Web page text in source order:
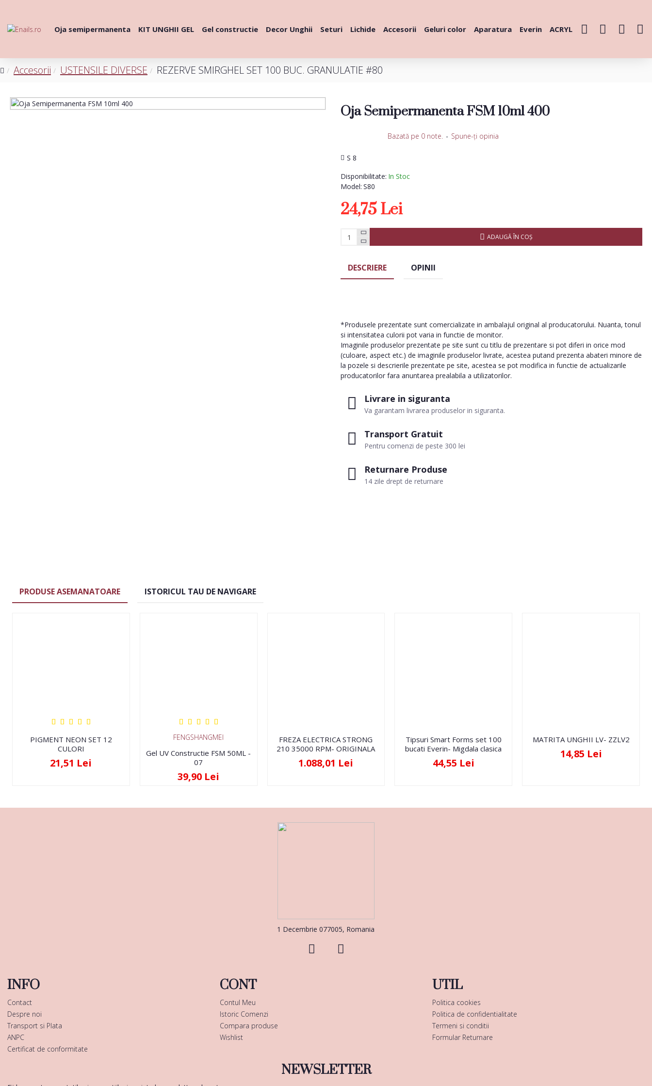
Oja semipermanenta KIT UNGHII GEL Gel constructie Decor Unghii Seturi Lichide Accesorii Geluri color Aparatura Everin ACRYL
Accesorii USTENSILE DIVERSE REZERVE SMIRGHEL SET 100 BUC. GRANULATIE #80
Oja Semipermanenta FSM 10ml 400
Disponibilitate: In Stoc
Model: S80
S 8
Bazată pe 0 note. - Spune-ţi opinia
24,75 Lei
ADAUGĂ ÎN COŞ
Livrare in siguranta
Va garantam livrarea produselor in siguranta.
Transport Gratuit
Pentru comenzi de peste 300 lei
Returnare Produse
14 zile drept de returnare
DESCRIERE OPINII
*Produsele prezentate sunt comercializate in ambalajul original al producatorului. Nuanta, tonul
si intensitatea culorii pot varia in functie de monitor.
Imaginile produselor prezentate pe site sunt cu titlu de prezentare si pot diferi in orice mod
(culoare, aspect etc.) de imaginile produselor livrate, acestea putand prezenta abateri minore de
la pozele si descrierile prezentate pe site, acestea se pot modifica in functie de actualizarile
producatorilor fara anuntarea prealabila a utilizatorilor.
PRODUSE ASEMANATOARE ISTORICUL TAU DE NAVIGARE
PIGMENT NEON SET 12
CULORI
21,51 Lei
FENGSHANGMEI
Gel UV Constructie FSM 50ML -
07
39,90 Lei
FREZA ELECTRICA STRONG
210 35000 RPM- ORIGINALA
1.088,01 Lei
Tipsuri Smart Forms set 100
bucati Everin- Migdala clasica
44,55 Lei
MATRITA UNGHII LV- ZZLV2
14,85 Lei
1 Decembrie 077005, Romania
INFO
Contact
Despre noi
Transport si Plata
ANPC
Certificat de conformitate
CONT
Contul Meu
Istoric Comenzi
Compara produse
Wishlist
UTIL
Politica cookies
Politica de confidentialitate
Termeni si conditii
Formular Returnare
NEWSLETTER